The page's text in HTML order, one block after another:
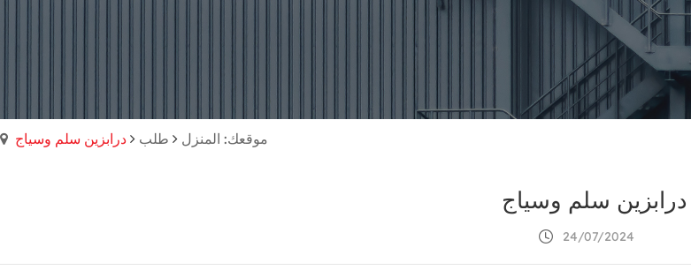
موقعك: المنزل طلب درابزين سلم وسياج
درابزين سلم وسياج
24/07/2024